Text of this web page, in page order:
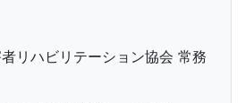
リハビリテーション協会 常務